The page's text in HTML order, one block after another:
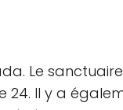
Le
24. Il y a